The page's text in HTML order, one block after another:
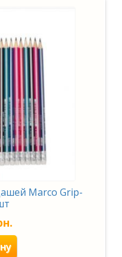
Marco Grip-